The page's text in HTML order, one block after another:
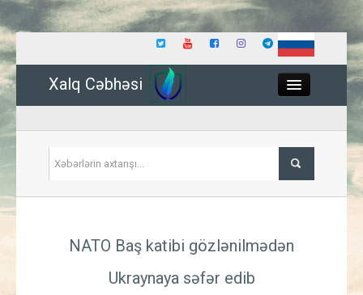
Xalq Cəbhəsi
İqtisadiyyat
NATO Baş katibi gözlənilmədən
Ukraynaya səfər edib